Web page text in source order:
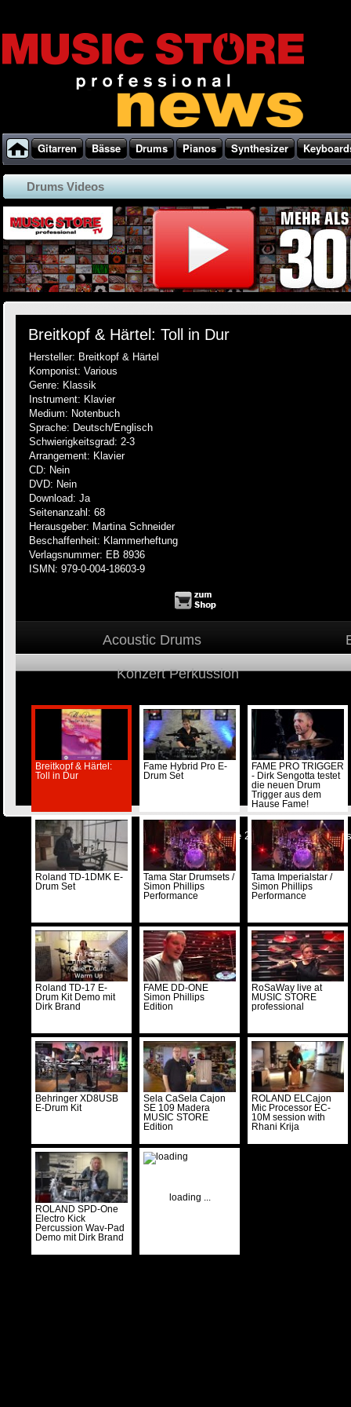
Gitarren Bässe Drums Pianos Synthesizer
Drums Videos
Breitkopf & Härtel: Toll in Dur
Hersteller: Breitkopf & Härtel
Komponist: Various
Genre: Klassik
Instrument: Klavier
Medium: Notenbuch
Sprache: Deutsch/Englisch
Schwierigkeitsgrad: 2-3
Arrangement: Klavier
CD: Nein
DVD: Nein
Download: Ja
Seitenanzahl: 68
Herausgeber: Martina Schneider
Beschaffenheit: Klammerheftung
Verlagsnummer: EB 8936
ISMN: 979-0-004-18603-9
Acoustic Drums
Konzert Perkussion
Breitkopf & Härtel:
Toll in Dur
Fame Hybrid Pro E-
Drum Set
FAME PRO TRIGGER
- Dirk Sengotta testet
die neuen Drum
Trigger aus dem
Hause Fame!
Roland TD-1DMK E-
Drum Set
Tama Star Drumsets /
Simon Phillips
Performance
Tama Imperialstar /
Simon Phillips
Performance
Roland TD-17 E-
Drum Kit Demo mit
Dirk Brand
FAME DD-ONE
Simon Phillips
Edition
RoSaWay live at
MUSIC STORE
professional
Behringer XD8USB
E-Drum Kit
Sela CaSela Cajon
SE 109 Madera
MUSIC STORE
Edition
ROLAND ELCajon
Mic Processor EC-
10M session with
Rhani Krija
ROLAND SPD-One
Electro Kick
Percussion Wav-Pad
Demo mit Dirk Brand
loading ...
© Musicstore 2026 -Kontakt-